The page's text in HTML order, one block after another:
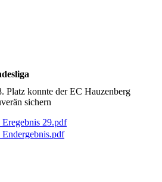
Platz konnte der EC Hauzenberg
sichern
29.pdf